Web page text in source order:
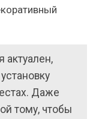
актуален,
Даже
тому, чтобы